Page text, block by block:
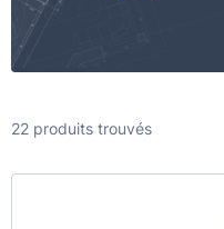
22 produits trouvés